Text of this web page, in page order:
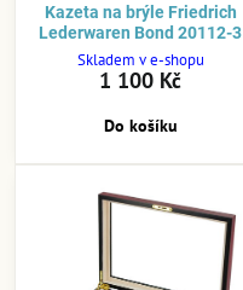
Kazeta na brýle Friedrich
Lederwaren Bond 20112-3
Skladem v e-shopu
1 100 Kč
Do košíku